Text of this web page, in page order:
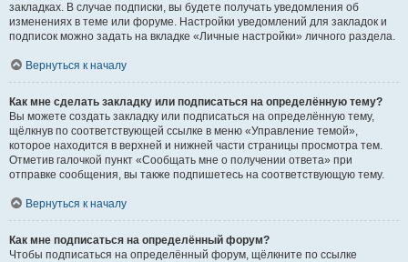
закладках. В случае подписки, вы будете получать уведомления об
изменениях в теме или форуме. Настройки уведомлений для закладок и
подписок можно задать на вкладке «Личные настройки» личного раздела.
Вернуться к началу
Как мне сделать закладку или подписаться на определённую тему?
Вы можете создать закладку или подписаться на определённую тему,
щёлкнув по соответствующей ссылке в меню «Управление темой»,
которое находится в верхней и нижней части страницы просмотра тем.
Отметив галочкой пункт «Сообщать мне о получении ответа» при
отправке сообщения, вы также подпишетесь на соответствующую тему.
Вернуться к началу
Как мне подписаться на определённый форум?
Чтобы подписаться на определённый форум, щёлкните по ссылке